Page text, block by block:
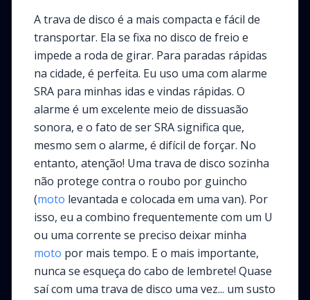
A trava de disco é a mais compacta e fácil de
transportar. Ela se fixa no disco de freio e
impede a roda de girar. Para paradas rápidas
na cidade, é perfeita. Eu uso uma com alarme
SRA para minhas idas e vindas rápidas. O
alarme é um excelente meio de dissuasão
sonora, e o fato de ser SRA significa que,
mesmo sem o alarme, é difícil de forçar. No
entanto, atenção! Uma trava de disco sozinha
não protege contra o roubo por guincho
(moto levantada e colocada em uma van). Por
isso, eu a combino frequentemente com um U
ou uma corrente se preciso deixar minha
moto por mais tempo. E o mais importante,
nunca se esqueça do cabo de lembrete! Quase
saí com uma trava de disco uma vez... um susto